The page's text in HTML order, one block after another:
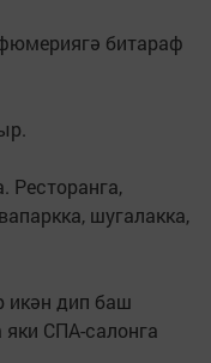
битараф
Ресторанга,
шугалакка,
икән дип баш
СПА-салонга